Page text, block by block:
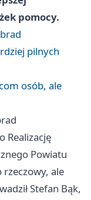
pomocy.
pilnych
osób, ale
Realizację
Powiatu
rzeczowy, ale
Stefan Bąk,